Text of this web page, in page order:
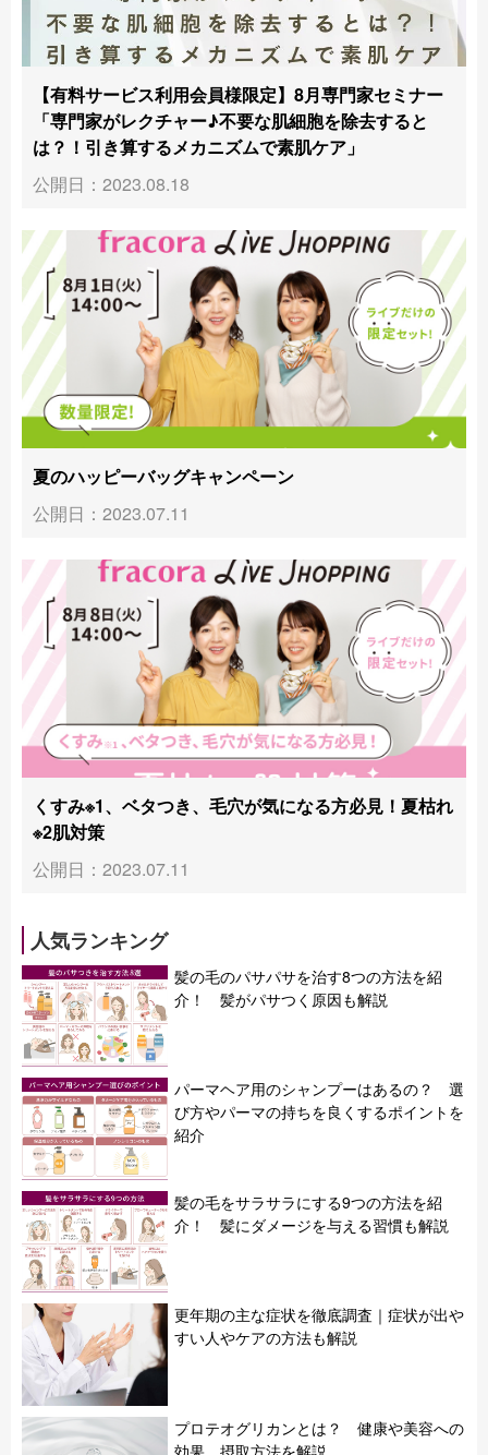
【有料サービス利用会員様限定】8月専門家セミナー
「専門家がレクチャー♪不要な肌細胞を除去すると
は？！引き算するメカニズムで素肌ケア」
公開日：2023.08.18
夏のハッピーバッグキャンペーン
公開日：2023.07.11
くすみ※1、ベタつき、毛穴が気になる方必見！夏枯れ
※2肌対策
公開日：2023.07.11
人気ランキング
髪の毛のパサパサを治す8つの方法を紹
介！ 髪がパサつく原因も解説
パーマヘア用のシャンプーはあるの？ 選
び方やパーマの持ちを良くするポイントを
紹介
髪の毛をサラサラにする9つの方法を紹
介！ 髪にダメージを与える習慣も解説
更年期の主な症状を徹底調査｜症状が出や
すい人やケアの方法も解説
プロテオグリカンとは？ 健康や美容への
効果、摂取方法を解説